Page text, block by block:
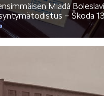
KAROQ
Mladá
– Škoda